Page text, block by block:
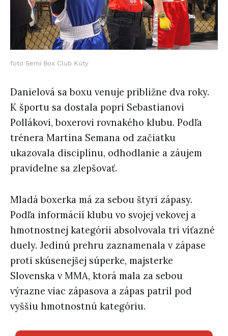
foto Semi Box Club Kúty
Danielová sa boxu venuje približne dva roky.
K športu sa dostala popri Sebastianovi
Pollákovi, boxerovi rovnakého klubu. Podľa
trénera Martina Semana od začiatku
ukazovala disciplínu, odhodlanie a záujem
pravidelne sa zlepšovať.
Mladá boxerka má za sebou štyri zápasy.
Podľa informácií klubu vo svojej vekovej a
hmotnostnej kategórii absolvovala tri víťazné
duely. Jedinú prehru zaznamenala v zápase
proti skúsenejšej súperke, majsterke
Slovenska v MMA, ktorá mala za sebou
výrazne viac zápasova a zápas patril pod
vyššiu hmotnostnú kategóriu.